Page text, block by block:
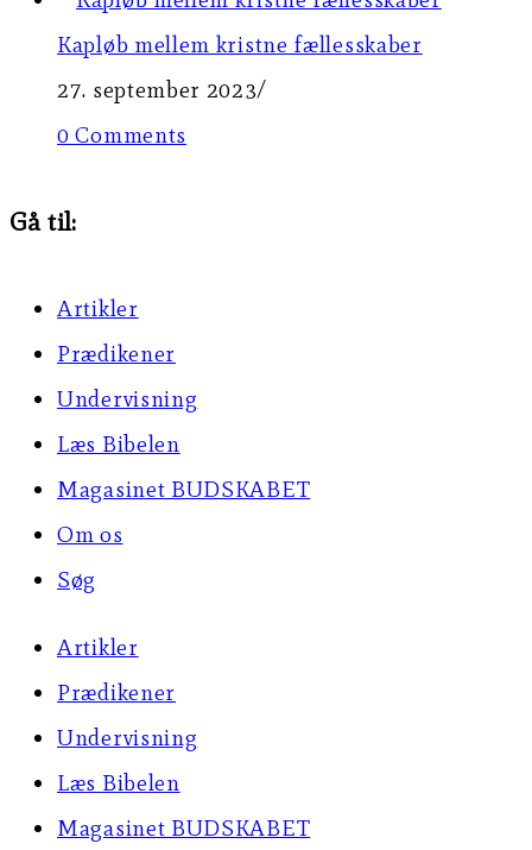
Kapløb mellem kristne fællesskaber
27. september 2023/
0 Comments
Gå til:
Artikler
Prædikener
Undervisning
Læs Bibelen
Magasinet BUDSKABET
Om os
Søg
Artikler
Prædikener
Undervisning
Læs Bibelen
Magasinet BUDSKABET